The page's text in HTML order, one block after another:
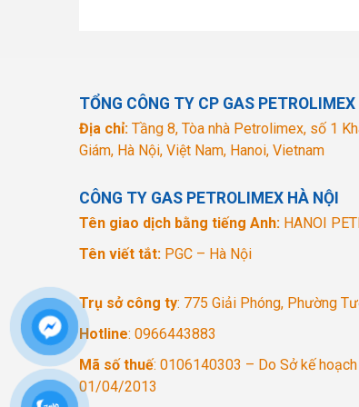
Thông số kỹ thuật
Sử dụng cao su kỹ thuật chuyên dùng
Thân van sử dụng kẽm nguyên chất
Áp suất đầu ra: 3.5 ± 0.5 kPa
Ứng dụng: Dùng cho các bình gas dân
Ưu điểm vượt trội của
An toàn tuyệt đối nhờ tính năng ngắt
TỔNG CÔNG TY CP GAS
Địa chỉ: Tầng 8, Tòa nhà Petrolimex, số 1
Giám, Hà Nội, Việt Nam, Hanoi, Vietnam
CÔNG TY GAS PETROLIMEX HÀ NỘI
Tên giao dịch bằng tiếng Anh: HANOI
Tên viết tắt: PGC – Hà Nội
Trụ sở công ty: 775 Giải Phóng, Phường
Hotline: 0966443883
Mã số thuế: 0106140303 – Do Sở kế
01/04/2013